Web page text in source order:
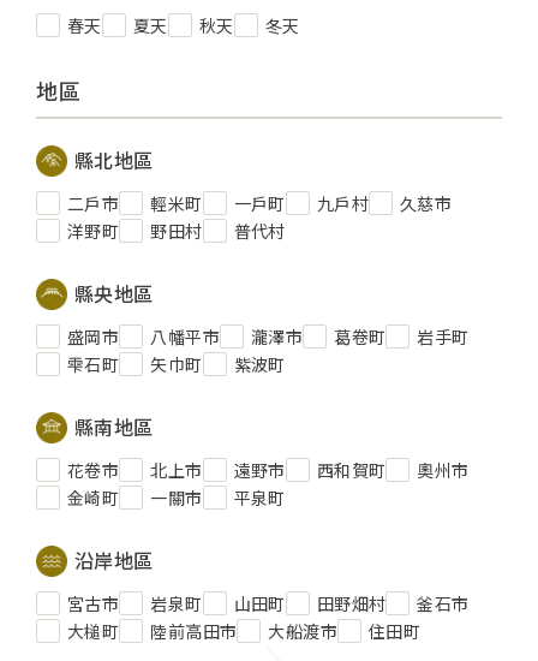
春天 夏天 秋天 冬天
地區
縣北地區
二戶市 輕米町 一戶町 九戶村
久慈市
洋野町
野田村 普代村
縣央地區
盛岡市 八幡平市 瀧澤市 葛卷町
岩手町
雫石町
矢巾町 紫波町
縣南地區
花卷市 北上市 遠野市 西和賀町
奧州市
金崎町
一關市 平泉町
沿岸地區
宮古市 岩泉町 山田町 田野畑村
釜石市
大槌町
陸前高田市 大船渡市 住田町